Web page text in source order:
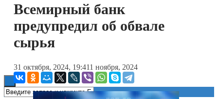
Всемирный банк
предупредил об обвале
сырья
31 октября, 2024, 19:411 ноября, 2024